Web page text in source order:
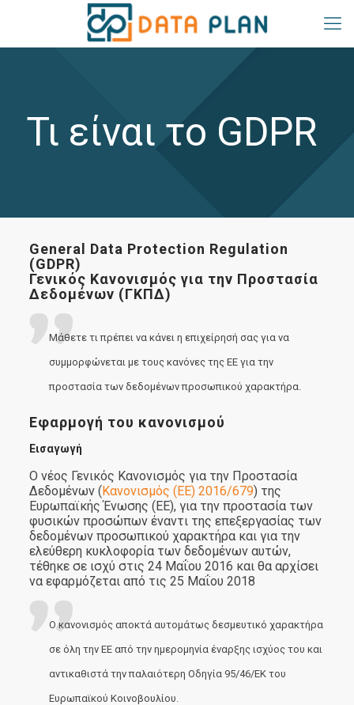
Τι είναι το GDPR
General Data Protection Regulation
(GDPR)
Γενικός Κανονισμός για την Προστασία
Δεδομένων (ΓΚΠΔ)
Μάθετε τι πρέπει να κάνει η επιχείρησή σας για να
συμμορφώνεται με τους κανόνες της ΕΕ για την
προστασία των δεδομένων προσωπικού χαρακτήρα.
Εφαρμογή του κανονισμού
Εισαγωγή
O νέος Γενικός Κανονισμός για την Προστασία
Δεδομένων (Κανονισμός (ΕΕ) 2016/679) της
Ευρωπαϊκής Ένωσης (ΕΕ), για την προστασία των
φυσικών προσώπων έναντι της επεξεργασίας των
δεδομένων προσωπικού χαρακτήρα και για την
ελεύθερη κυκλοφορία των δεδομένων αυτών,
τέθηκε σε ισχύ στις 24 Μαΐου 2016 και θα αρχίσει
να εφαρμόζεται από τις 25 Μαΐου 2018
Ο κανονισμός αποκτά αυτομάτως δεσμευτικό χαρακτήρα
σε όλη την ΕΕ από την ημερομηνία έναρξης ισχύος του και
αντικαθιστά την παλαιότερη Οδηγία 95/46/ΕΚ του
Ευρωπαϊκού Κοινοβουλίου.